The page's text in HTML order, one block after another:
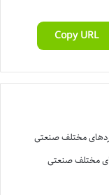
Copy URL